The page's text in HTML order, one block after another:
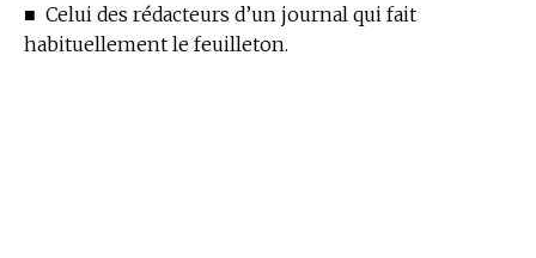
■ Celui des rédacteurs d’un journal qui fait
habituellement le feuilleton.